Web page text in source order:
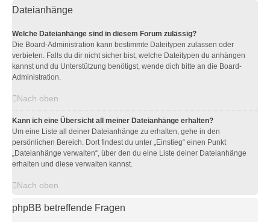
Dateianhänge
Welche Dateianhänge sind in diesem Forum zulässig?
Die Board-Administration kann bestimmte Dateitypen zulassen oder
verbieten. Falls du dir nicht sicher bist, welche Dateitypen du anhängen
kannst und du Unterstützung benötigst, wende dich bitte an die Board-
Administration.
Nach oben
Kann ich eine Übersicht all meiner Dateianhänge erhalten?
Um eine Liste all deiner Dateianhänge zu erhalten, gehe in den
persönlichen Bereich. Dort findest du unter „Einstieg“ einen Punkt
„Dateianhänge verwalten“, über den du eine Liste deiner Dateianhänge
erhalten und diese verwalten kannst.
Nach oben
phpBB betreffende Fragen